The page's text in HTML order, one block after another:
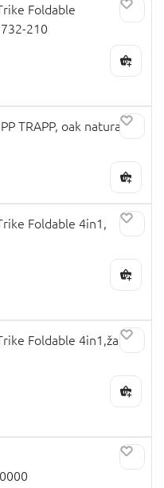
Foldable
210
TRAPP, oak natural,
Foldable 4in1,
Foldable 4in1,žalias,